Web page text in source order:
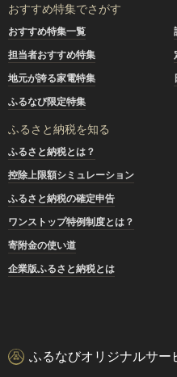
おすすめ特集でさがす
おすすめ特集一覧
担当者おすすめ特集
地元が誇る家電特集
ふるなび限定特集
ふるさと納税を知る
ふるさと納税とは？
控除上限額シミュレーション
ふるさと納税の確定申告
ワンストップ特例制度とは？
寄附金の使い道
企業版ふるさと納税とは
ふるなびオリジナルサー